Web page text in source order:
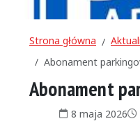
Strona główna
Abonament
Abonament
Data publikacji:
8 maja 2026